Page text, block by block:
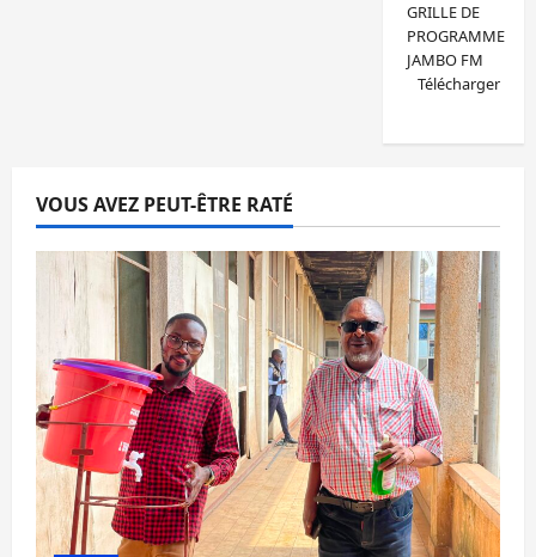
GRILLE DE
PROGRAMME
JAMBO FM
Télécharger
VOUS AVEZ PEUT-ÊTRE RATÉ